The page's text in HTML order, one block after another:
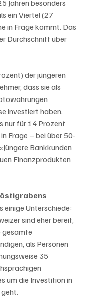
Jahren besonders
ein Viertel (27
in Frage kommt. Das
Durchschnitt über
der jüngeren
dass sie als
investiert haben.
nur für 14 Prozent
Frage – bei über 50-
Bankkunden
Finanzprodukten
einige Unterschiede:
sind eher bereit,
gesamte
als Personen
35
um die Investition in